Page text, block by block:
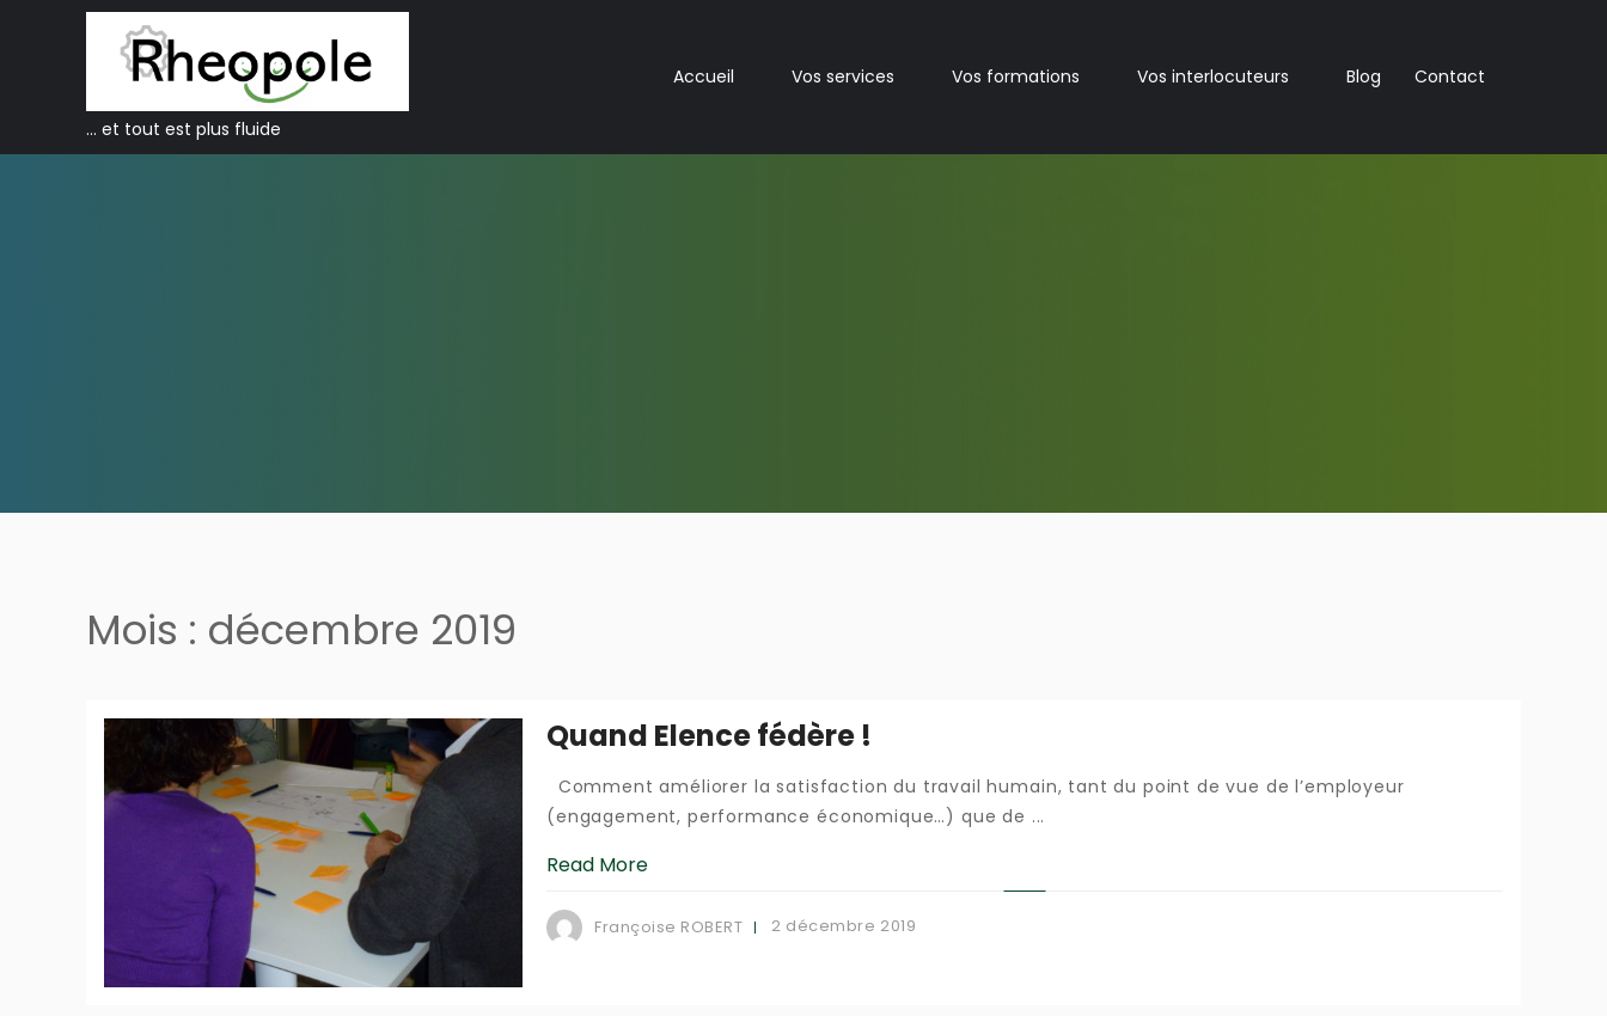
… et tout est plus fluide
Accueil Vos services Vos formations Vos interlocuteurs Blog Contact
Mois : décembre 2019
Quand Elence fédère !
Comment améliorer la satisfaction du travail humain, tant du point de vue de l’employeur
(engagement, performance économique…) que de ...
Read More
Françoise ROBERT 2 décembre 2019